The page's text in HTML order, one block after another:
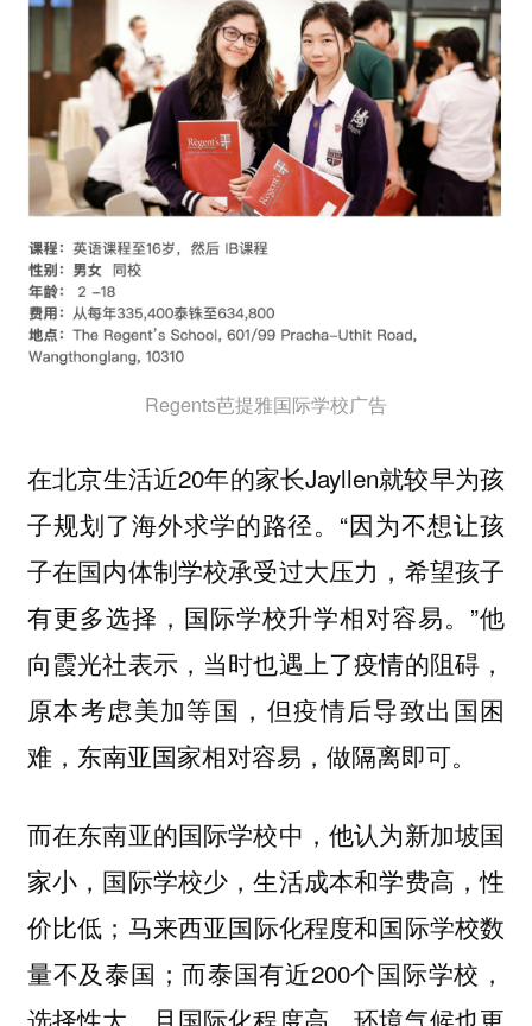
Regents芭提雅国际学校广告
在北京生活近20年的家长Jayllen就较早为孩
子规划了海外求学的路径。“因为不想让孩
子在国内体制学校承受过大压力，希望孩子
有更多选择，国际学校升学相对容易。”他
向霞光社表示，当时也遇上了疫情的阻碍，
原本考虑美加等国，但疫情后导致出国困
难，东南亚国家相对容易，做隔离即可。
而在东南亚的国际学校中，他认为新加坡国
家小，国际学校少，生活成本和学费高，性
价比低；马来西亚国际化程度和国际学校数
量不及泰国；而泰国有近200个国际学校，